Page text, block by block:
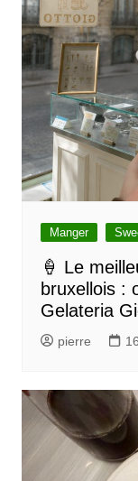
g
a
t
i
o
n
d
e
c
Manger
🍦 Le
bruxellois :
Gelateria
pierre